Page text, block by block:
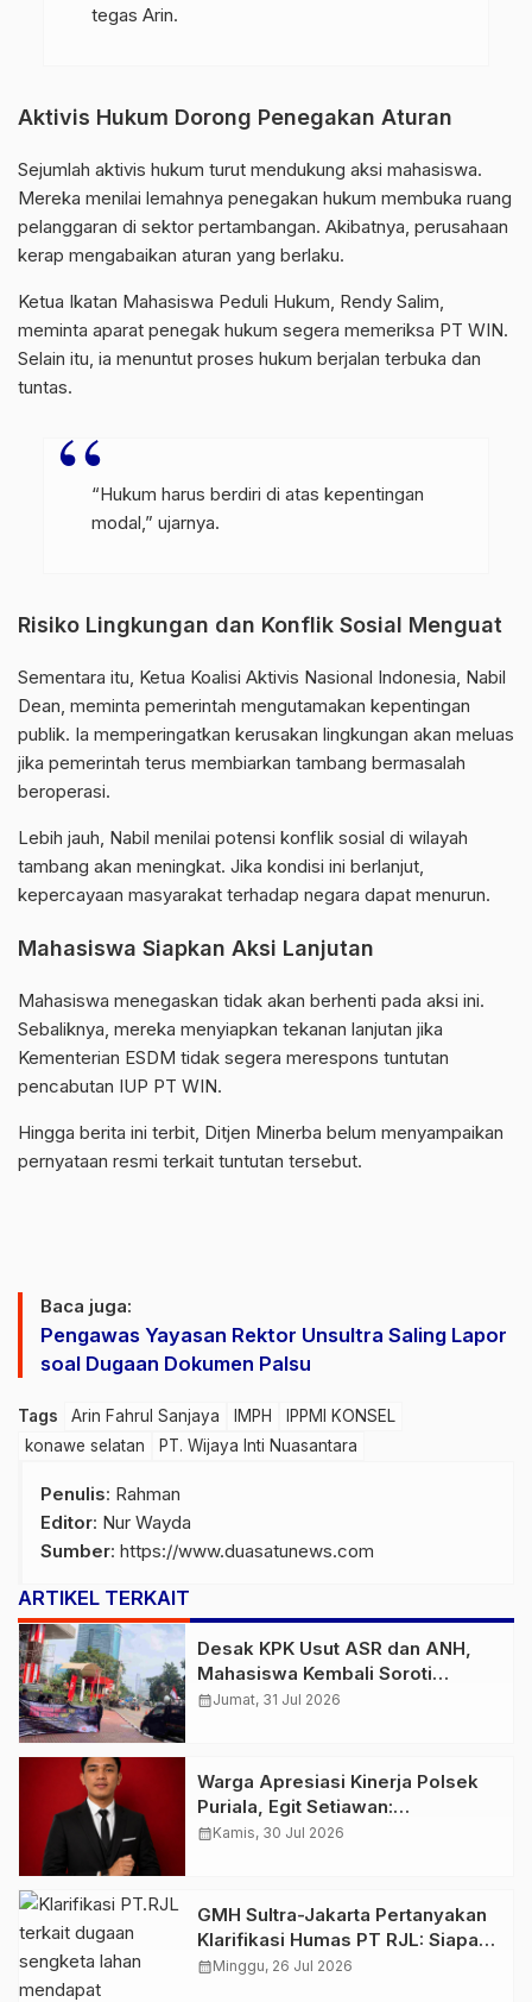
tegas Arin.
Aktivis Hukum Dorong Penegakan Aturan
Sejumlah aktivis hukum turut mendukung aksi mahasiswa.
Mereka menilai lemahnya penegakan hukum membuka ruang
pelanggaran di sektor pertambangan. Akibatnya, perusahaan
kerap mengabaikan aturan yang berlaku.
Ketua Ikatan Mahasiswa Peduli Hukum, Rendy Salim,
meminta aparat penegak hukum segera memeriksa PT WIN.
Selain itu, ia menuntut proses hukum berjalan terbuka dan
tuntas.
“Hukum harus berdiri di atas kepentingan
modal,” ujarnya.
Risiko Lingkungan dan Konflik Sosial Menguat
Sementara itu, Ketua Koalisi Aktivis Nasional Indonesia, Nabil
Dean, meminta pemerintah mengutamakan kepentingan
publik. Ia memperingatkan kerusakan lingkungan akan meluas
jika pemerintah terus membiarkan tambang bermasalah
beroperasi.
Lebih jauh, Nabil menilai potensi konflik sosial di wilayah
tambang akan meningkat. Jika kondisi ini berlanjut,
kepercayaan masyarakat terhadap negara dapat menurun.
Mahasiswa Siapkan Aksi Lanjutan
Mahasiswa menegaskan tidak akan berhenti pada aksi ini.
Sebaliknya, mereka menyiapkan tekanan lanjutan jika
Kementerian ESDM tidak segera merespons tuntutan
pencabutan IUP PT WIN.
Hingga berita ini terbit, Ditjen Minerba belum menyampaikan
pernyataan resmi terkait tuntutan tersebut.
Baca juga:
Pengawas Yayasan Rektor Unsultra Saling Lapor
soal Dugaan Dokumen Palsu
Tags Arin Fahrul Sanjaya IMPH
IPPMI KONSEL
konawe selatan
PT. Wijaya Inti Nuasantara
Penulis: Rahman
Editor: Nur Wayda
Sumber: https://www.duasatunews.com
ARTIKEL TERKAIT
Desak KPK Usut ASR dan ANH,
Mahasiswa Kembali Soroti
LHKPN, PT TMS, dan Kapal ASR
calendar_monthJumat, 31 Jul 2026
Warga Apresiasi Kinerja Polsek
Puriala, Egit Setiawan:
Penangkapan Pengguna Sabu
calendar_monthKamis, 30 Jul 2026
GMH Sultra-Jakarta Pertanyakan
Klarifikasi Humas PT RJL: Siapa
yang Berwenang Menyimpulkan
calendar_monthMinggu, 26 Jul 2026